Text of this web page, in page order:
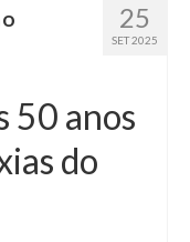
25
SET 2025
50 anos
do